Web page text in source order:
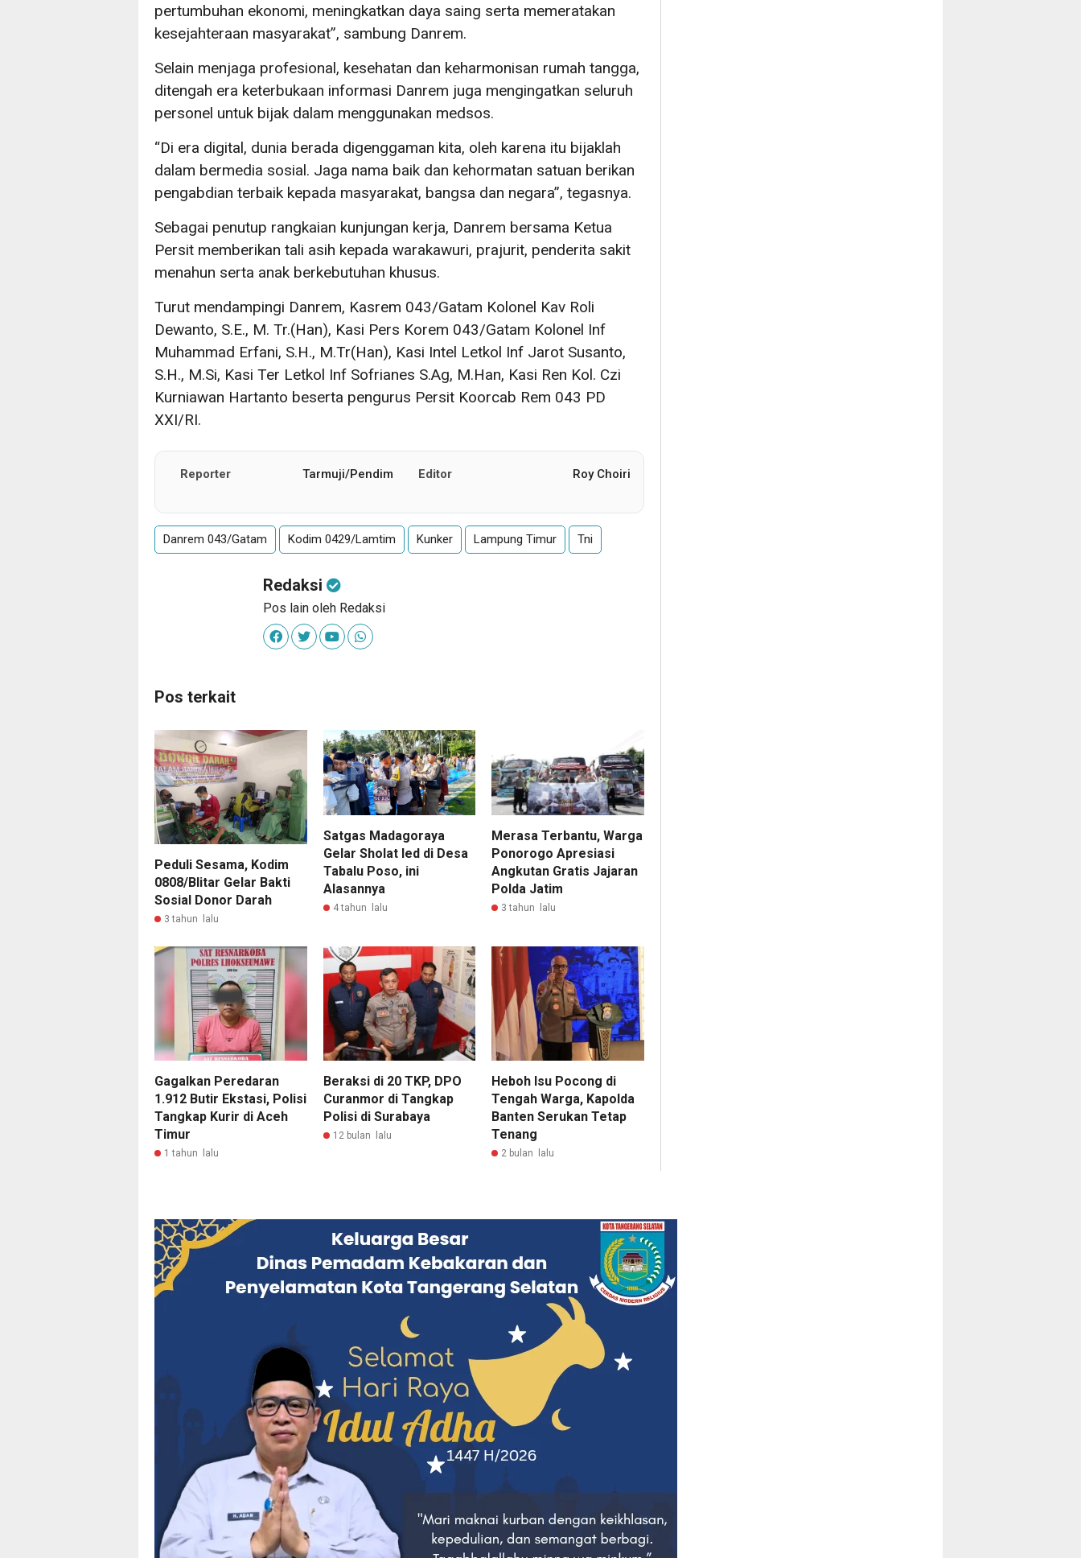
pertumbuhan ekonomi, meningkatkan daya saing serta memeratakan
kesejahteraan masyarakat”, sambung Danrem.
Selain menjaga profesional, kesehatan dan keharmonisan rumah tangga,
ditengah era keterbukaan informasi Danrem juga mengingatkan seluruh
personel untuk bijak dalam menggunakan medsos.
“Di era digital, dunia berada digenggaman kita, oleh karena itu bijaklah
dalam bermedia sosial. Jaga nama baik dan kehormatan satuan berikan
pengabdian terbaik kepada masyarakat, bangsa dan negara”, tegasnya.
Sebagai penutup rangkaian kunjungan kerja, Danrem bersama Ketua
Persit memberikan tali asih kepada warakawuri, prajurit, penderita sakit
menahun serta anak berkebutuhan khusus.
Turut mendampingi Danrem, Kasrem 043/Gatam Kolonel Kav Roli
Dewanto, S.E., M. Tr.(Han), Kasi Pers Korem 043/Gatam Kolonel Inf
Muhammad Erfani, S.H., M.Tr(Han), Kasi Intel Letkol Inf Jarot Susanto,
S.H., M.Si, Kasi Ter Letkol Inf Sofrianes S.Ag, M.Han, Kasi Ren Kol. Czi
Kurniawan Hartanto beserta pengurus Persit Koorcab Rem 043 PD
XXI/RI.
Reporter Tarmuji/Pendim Editor Roy Choiri
Danrem 043/Gatam Kodim 0429/Lamtim Kunker Lampung Timur Tni
Redaksi
Pos lain oleh Redaksi
Pos terkait
Peduli Sesama, Kodim
0808/Blitar Gelar Bakti
Sosial Donor Darah
3 tahun lalu
Satgas Madagoraya
Gelar Sholat Ied di Desa
Tabalu Poso, ini
Alasannya
4 tahun lalu
Merasa Terbantu, Warga
Ponorogo Apresiasi
Angkutan Gratis Jajaran
Polda Jatim
3 tahun lalu
Gagalkan Peredaran
1.912 Butir Ekstasi, Polisi
Tangkap Kurir di Aceh
Timur
1 tahun lalu
Beraksi di 20 TKP, DPO
Curanmor di Tangkap
Polisi di Surabaya
12 bulan lalu
Heboh Isu Pocong di
Tengah Warga, Kapolda
Banten Serukan Tetap
Tenang
2 bulan lalu